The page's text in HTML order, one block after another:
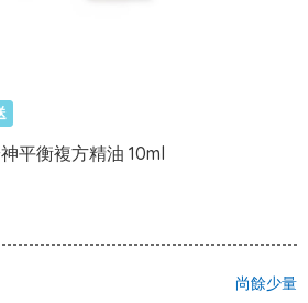
平衡複方精油 10ml
尚餘少量